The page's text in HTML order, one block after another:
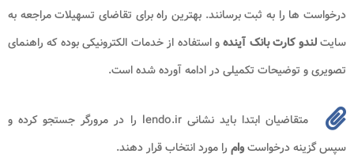
درخواست ها را به ثبت برسانند. بهترین راه برای تقاضای تسهیلات مراجعه به
سایتلندو کارت بانک آیندهو استفاده از خدمات الکترونیکی بوده که راهنمای
تصویری و توضیحات تکمیلی در ادامه آورده شده است.
متقاضیان ابتدا باید نشانی lendo.ir را در مرورگر جستجو کرده و
سپس گزینه درخواستوام را مورد انتخاب قرار دهند.